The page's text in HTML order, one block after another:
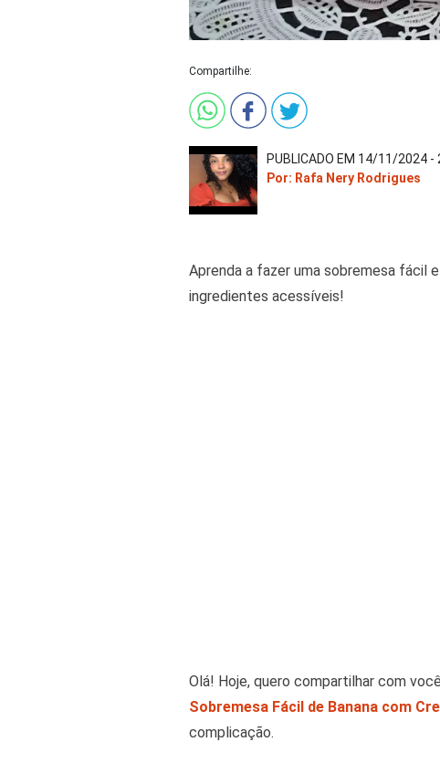
Compartilhe:
PUBLICADO EM 14/11/2024 -
Por: Rafa Nery Rodrigues
Aprenda a fazer uma sobremesa fácil
ingredientes acessíveis!
Olá! Hoje, quero compartilhar com
Sobremesa Fácil de Banana com
complicação.